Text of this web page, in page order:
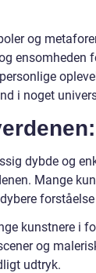
og
ensomheden
i noget
dybde og
Mange
kunstnere i
og
udtryk.